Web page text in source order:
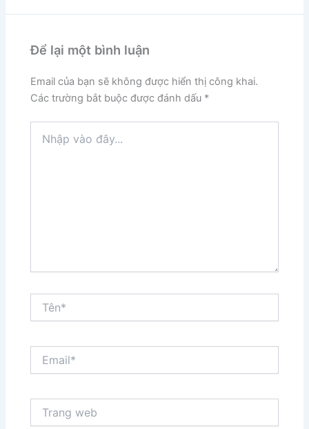
Để lại một bình luận
Email của bạn sẽ không được hiển thị công khai.
Các trường bắt buộc được đánh dấu *
vào
web